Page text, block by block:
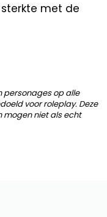
sterkte met de
personages op alle
voor roleplay. Deze
mogen niet als echt